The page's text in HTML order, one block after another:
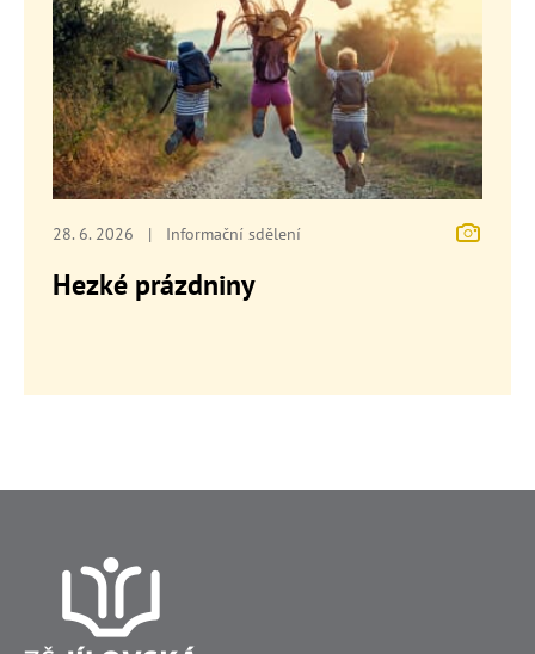
28. 6. 2026 | Informační sdělení
Hezké prázdniny